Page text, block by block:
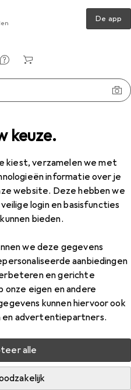
keuze.
kiest, verzamelen we met
informatie over je
website. Deze hebben we
login en basisfuncties
bieden.
we deze gegevens
aanbiedingen
en gerichte
eigen en andere
kunnen hiervoor ook
en advertentiepartners.
alle
De app
Muse M-109 DBW
DBW
M-109
de Muse M-109 DBW